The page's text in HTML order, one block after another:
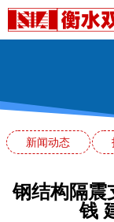
新闻动态
钢结构隔震
钱